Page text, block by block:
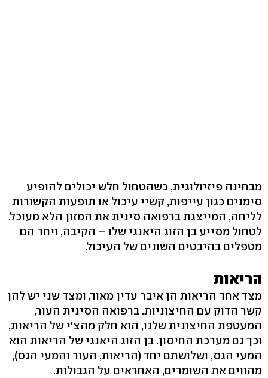
מבחינה פיזיולוגית, כשהטחול חלש יכולים להופיע
סימנים כגון עייפות, קשיי עיכול או תופעות הקשורות
לליחה, המייצגת ברפואה סינית את המזון הלא מעוכל.
לטחול מסייע בן הזוג היאנגי שלו – הקיבה, ויחד הם
מטפלים בהיבטים השונים של העיכול.
הריאות
מצד אחד הריאות הן איבר עדין מאוד, ומצד שני יש להן
קשר הדוק עם החיצוניות. ברפואה הסינית העור,
המעטפת החיצונית שלנו, הוא חלק מהצ'י של הריאות,
וכך גם מערכת החיסון. בן הזוג היאנגי של הריאות הוא
המעי הגס, ושלושתם יחד (הריאות, העור והמעי הגס),
מהווים את השומרים, האחראים על הגבולות.